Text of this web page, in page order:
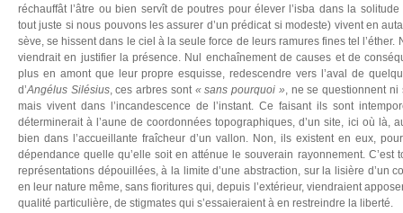
réchauffât l’âtre ou bien servît de poutres pour élever l’isba dans la
tout juste si nous pouvons les assurer d’un prédicat si modeste) vivent en
sève, se hissent dans le ciel à la seule force de leurs ramures fines tel
viendrait en justifier la présence. Nul enchaînement de causes et de
plus en amont que leur propre esquisse, redescendre vers l’aval de
d’Angélus Silésius, ces arbres sont « sans pourquoi », ne se questionnent
mais vivent dans l’incandescence de l’instant. Ce faisant ils sont
déterminerait à l’aune de coordonnées topographiques, d’un site, ici où là,
bien dans l’accueillante fraîcheur d’un vallon. Non, ils existent en eux,
dépendance quelle qu’elle soit en atténue le souverain rayonnement. C’est
représentations dépouillées, à la limite d’une abstraction, sur la lisière d’un
en leur nature même, sans fioritures qui, depuis l’extérieur, viendraient
qualité particulière, de stigmates qui s’essaieraient à en restreindre la liberté.